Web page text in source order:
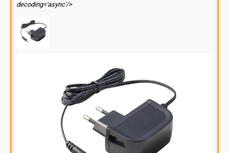
decoding='async'/>